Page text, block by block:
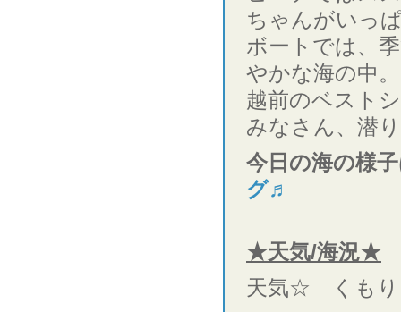
ちゃんがいっ
ボートでは、
やかな海の中。
越前のベスト
みなさん、潜
今日の海の様
グ♬
★天気/海況★
天気☆ くもり